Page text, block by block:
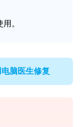
。
脑医生修复